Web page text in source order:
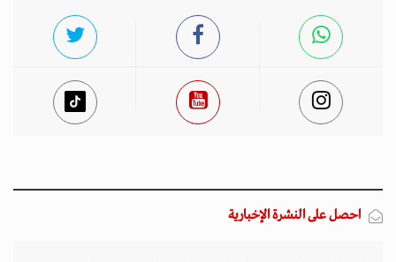
احصل على النشرة الإخبارية